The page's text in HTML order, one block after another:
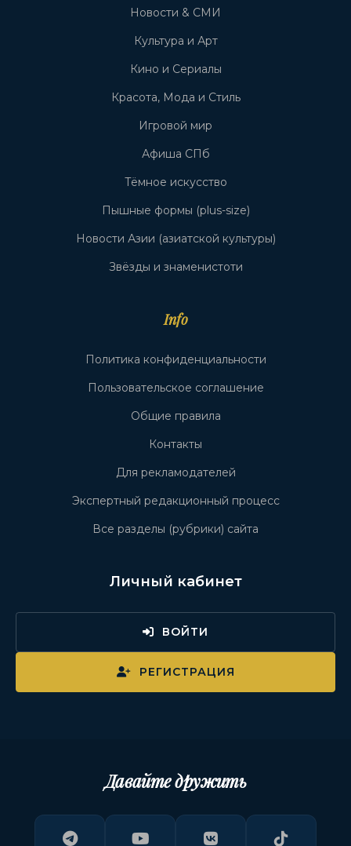
Новости & СМИ
Культура и Арт
Кино и Сериалы
Красота, Мода и Стиль
Игровой мир
Афиша СПб
Тёмное искусство
Пышные формы (plus-size)
Новости Азии (азиатской культуры)
Звёзды и знаменистоти
Info
Политика конфиденциальности
Пользовательское соглашение
Общие правила
Контакты
Для рекламодателей
Экспертный редакционный процесс
Все разделы (рубрики) сайта
Личный кабинет
ВОЙТИ
РЕГИСТРАЦИЯ
Давайте дружить